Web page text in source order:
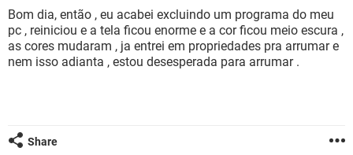
INSTAGRAM GMAIL
GUIA DE COMPRAS
OUTLOOK EXCEL
INSTAGRAM GMAIL
JOGOS WHATSAPP
CELULAR FACEBOOK
OUTLOOK EXCEL
Bom dia, então , eu acabei excluindo um programa do meu
pc , reiniciou e a tela ficou enorme e a cor ficou meio escura ,
as cores mudaram , ja entrei em propriedades pra arrumar e
nem isso adianta , estou desesperada para arrumar .
Share